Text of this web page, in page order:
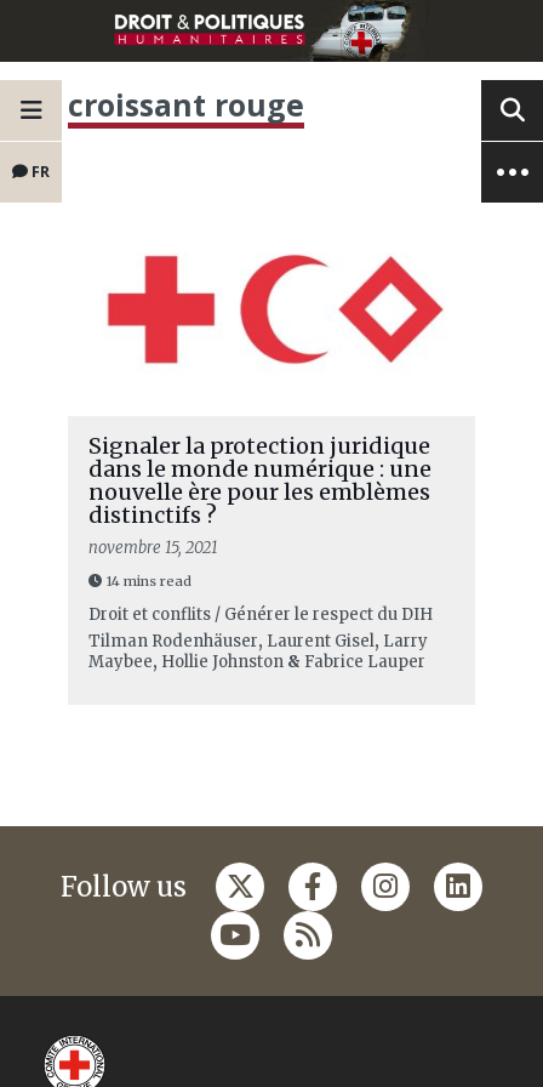
FR
croissant rouge
Signaler la protection juridique
dans le monde numérique : une
nouvelle ère pour les emblèmes
distinctifs ?
novembre 15, 2021
14 mins read
Droit et conflits / Générer le respect du DIH
Tilman Rodenhäuser, Laurent Gisel, Larry
Maybee, Hollie Johnston& Fabrice Lauper
Follow us